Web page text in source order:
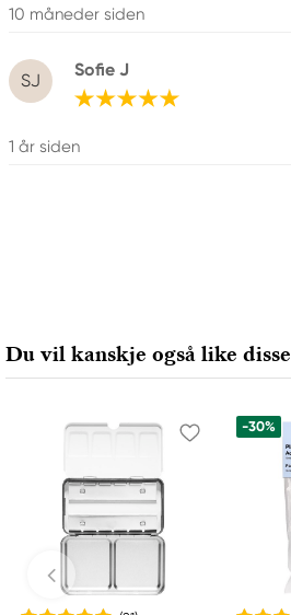
10 måneder siden
SJ
Sofie J
1 år siden
Du vil kanskje også like disse
-30%